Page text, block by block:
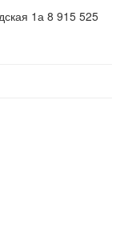
1а 8 915 525